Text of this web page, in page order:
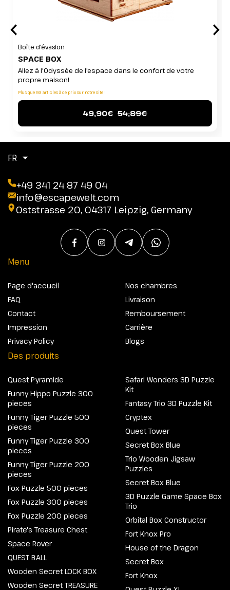
Boîte d'évasion
SPACE BOX
Allez à l'Odyssée de l'espace dans le confort de votre
propre maison!
Plus que 93 articles à ce prix sur notre site !
49,90€ 54,89€
FR
+49 341 24 87 49 04
info@escapewelt.com
Oststrasse 20, 04317 Leipzig, Germany
Menu
Page d'accueil
FAQ
Contact
Impression
Privacy Policy
Nos chambres
Livraison
Remboursement
Carrière
Blogs
Des produits
Quest Pyramide
Funny Hippo Puzzle 300
pieces
Funny Tiger Puzzle 500
pieces
Funny Tiger Puzzle 300
pieces
Funny Tiger Puzzle 200
pieces
Fox Puzzle 500 pieces
Fox Puzzle 300 pieces
Fox Puzzle 200 pieces
Pirate's Treasure Chest
Space Rover
QUEST BALL
Wooden Secret LOCK BOX
Wooden Secret TREASURE
Safari Wonders 3D Puzzle
Kit
Fantasy Trio 3D Puzzle Kit
Cryptex
Quest Tower
Secret Box Blue
Trio Wooden Jigsaw
Puzzles
Secret Box Blue
3D Puzzle Game Space Box
Trio
Orbital Box Constructor
Fort Knox Pro
House of the Dragon
Secret Box
Fort Knox